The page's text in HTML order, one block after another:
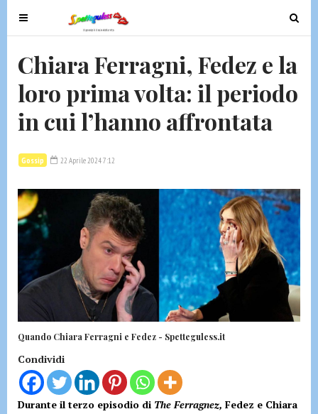
T
o
g
l
e
n
v
i
g
a
t
o
T
o
g
e
g
a
t
i
o
n
Chiara Ferragni, Fedez e la
loro prima volta: il periodo
in cui l’hanno affrontata
Gossip 22 Aprile 2024 7:12
Quando Chiara Ferragni e Fedez - Spetteguless.it
Condividi
Durante il terzo episodio di The Ferragnez, Fedez e Chiara